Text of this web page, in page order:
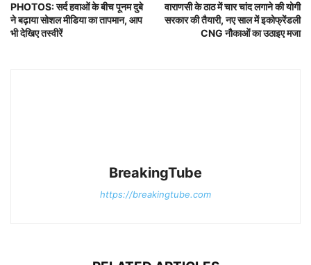
PHOTOS: सर्द हवाओं के बीच पूनम दुबे
ने बढ़ाया सोशल मीडिया का तापमान, आप
भी देखिए तस्वीरें
वाराणसी के ठाठ में चार चांद लगाने की योगी
सरकार की तैयारी, नए साल में इकोफ्रेंडली
CNG नौकाओं का उठाइए मजा
BreakingTube
https://breakingtube.com